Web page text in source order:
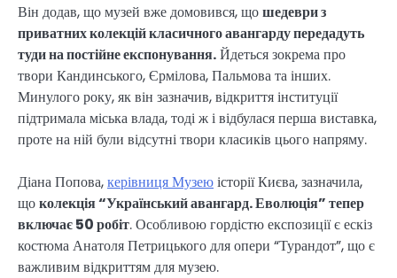
Він додав, що музей вже домовився, щошедеври з
приватних колекцій класичного авангарду передадуть
туди на постійне експонування.Йдеться зокрема про
твори Кандинського, Єрмілова, Пальмова та інших.
Минулого року, як він зазначив, відкриття інституції
підтримала міська влада, тоді ж і відбулася перша виставка,
проте на ній були відсутні твори класиків цього напряму.
Діана Попова,керівниця Музеюісторії Києва, зазначила,
щоколекція “Український авангард. Еволюція” тепер
включає 50 робіт. Особливою гордістю експозиції є ескіз
костюма Анатоля Петрицького для опери “Турандот”, що є
важливим відкриттям для музею.